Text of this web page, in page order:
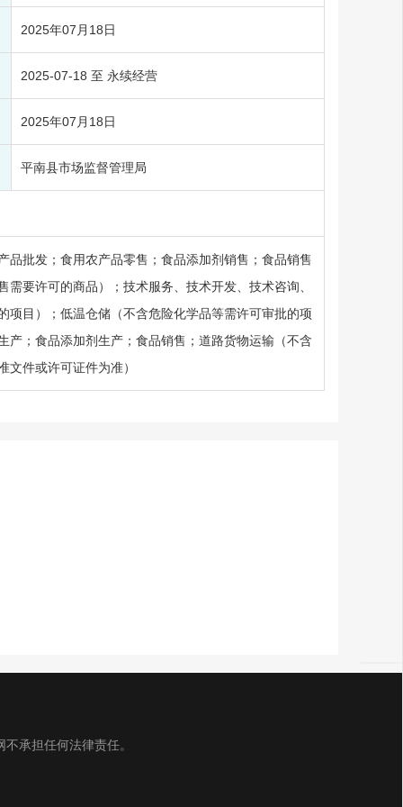
2025年07月18日
2025-07-18 至 永续经营
2025年07月18日
平南县市场监督管理局
批发；食用农产品零售；食品添加剂销售；食品销售
要许可的商品）；技术服务、技术开发、技术咨询、
目）；低温仓储（不含危险化学品等需许可审批的项
；食品添加剂生产；食品销售；道路货物运输（不含
件或许可证件为准）
承担任何法律责任。